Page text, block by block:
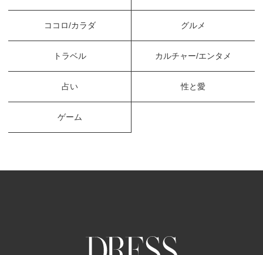
ココロ/カラダ グルメ
トラベル カルチャー/エンタメ
占い 性と愛
ゲーム